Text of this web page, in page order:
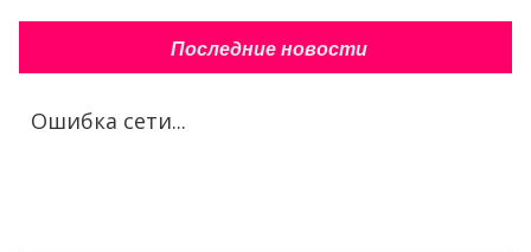
Последние новости
Ошибка сети...